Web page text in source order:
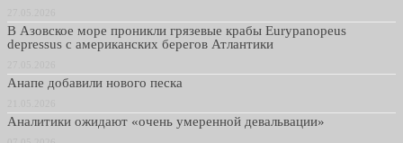
В Азовское море проникли грязевые крабы Eurypanopeus
depressus с американских берегов Атлантики
Анапе добавили нового песка
Аналитики ожидают «очень умеренной девальвации»